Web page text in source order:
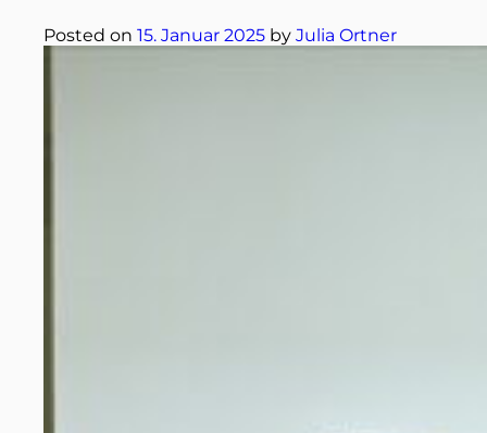
Posted on 15. Januar 2025 by Julia Ortner